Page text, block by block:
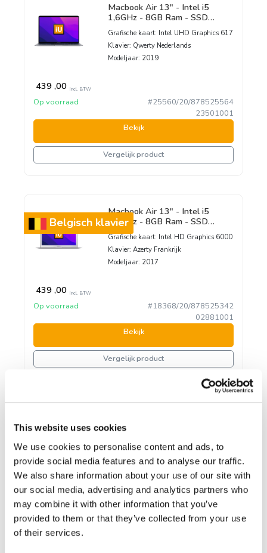
This website uses cookies
We use cookies to personalise content and ads, to
provide social media features and to analyse our traffic.
We also share information about your use of our site with
our social media, advertising and analytics partners who
may combine it with other information that you’ve
provided to them or that they’ve collected from your use
of their services.
Macbook Air 13" - Intel i5
1,6GHz - 8GB Ram - SSD
128GB - 2019 - Space Gray -
Nederlands toetsenbord
Grafische kaart: Intel UHD Graphics 617
Klavier: Qwerty Nederlands
Modeljaar: 2019
439 ,00 Incl. BTW
Op voorraad
#25560/20/878525564
23501001
Bekijk
Vergelijk product
Belgisch klavier
Macbook Air 13" - Intel i5
1,8GHz - 8GB Ram - SSD
128GB - Franstalig toetsenbord
Grafische kaart: Intel HD Graphics 6000
Klavier: Azerty Frankrijk
Modeljaar: 2017
439 ,00 Incl. BTW
Op voorraad
#18368/20/878525342
02881001
Bekijk
Vergelijk product
8C 2,1GHz - 8GB Ram - SSD
Nederlands toetsenbord
Grafische kaart:
Apple GPU 7-core
Modeljaar: 2020
448,99
Op voorraad
#23056/1/2266847
Bekijk